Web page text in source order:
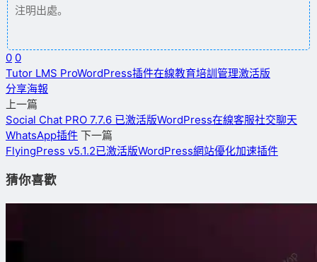
注明出處。
0 0
Tutor LMS ProWordPress插件在線教育培訓管理激活版
分享海報
上一篇
Social Chat PRO 7.7.6 已激活版WordPress在線客服社交聊天
WhatsApp插件 下一篇
FlyingPress v5.1.2已激活版WordPress網站優化加速插件
猜你喜歡